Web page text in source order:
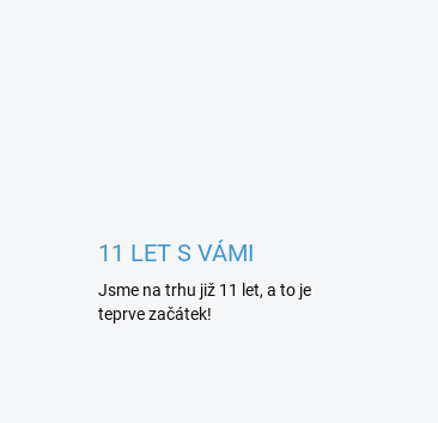
11 LET S VÁMI
Jsme na trhu již 11 let, a to je
teprve začátek!